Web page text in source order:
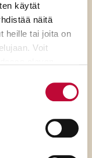
käytät
näitä
heille tai joita on
Voit